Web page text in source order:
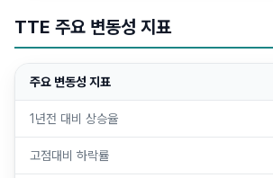
TTE 주요 변동성 지표
주요 변동성 지표
1년전 대비 상승율
고점대비 하락률